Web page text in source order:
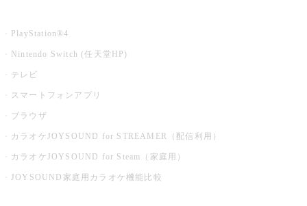
PlayStation®4
Nintendo Switch (任天堂HP)
テレビ
スマートフォンアプリ
ブラウザ
カラオケJOYSOUND for STREAMER（配信利用）
カラオケJOYSOUND for Steam（家庭用）
JOYSOUND家庭用カラオケ機能比較